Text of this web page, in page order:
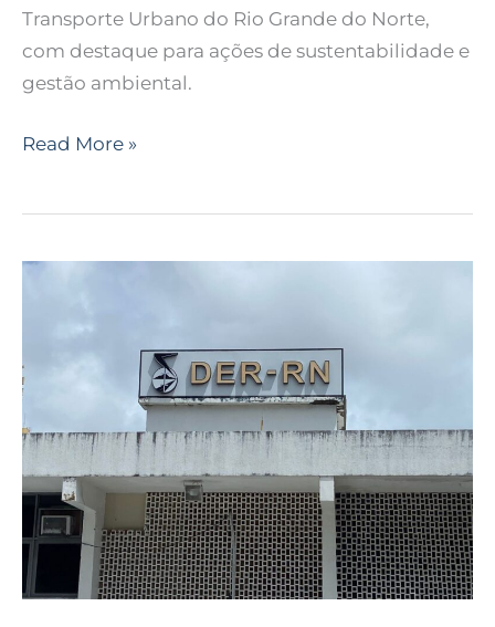
Transporte Urbano do Rio Grande do Norte,
com destaque para ações de sustentabilidade e
gestão ambiental.
Read More »
Querem
legalizar
mais
no
RN.
O
Ministério